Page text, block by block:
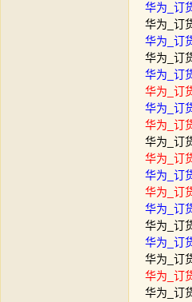
华为_订
华为_订
华为_订
华为_订
华为_订
华为_订
华为_订
华为_订
华为_订
华为_订
华为_订
华为_订
华为_订
华为_订
华为_订
华为_订
华为_订
华为_订